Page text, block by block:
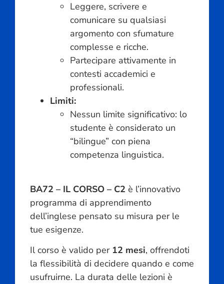
Leggere, scrivere e
comunicare su qualsiasi
argomento con sfumature
complesse e ricche.
Partecipare attivamente in
contesti accademici e
professionali.
Limiti:
Nessun limite significativo: lo
studente è considerato un
“bilingue” con piena
competenza linguistica.
BA72 – IL CORSO – C2 è l’innovativo
programma di apprendimento
dell’inglese pensato su misura per le
tue esigenze.
Il corso è valido per 12 mesi, offrendoti
la flessibilità di decidere quando e come
usufruirne. La durata delle lezioni è